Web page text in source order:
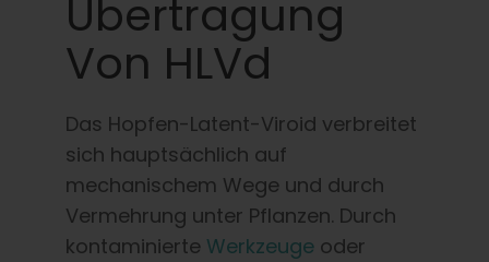
Übertragung
Von HLVd
Das Hopfen-Latent-Viroid verbreitet
sich hauptsächlich auf
mechanischem Wege und durch
Vermehrung unter Pflanzen. Durch
kontaminierte Werkzeuge oder